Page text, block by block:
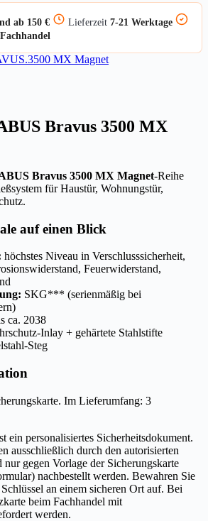
ab 150 € Lieferzeit 7-21 Werktage
Fachhandel
MX Magnet
Bravus 3500 MX
Bravus 3500 MX Magnet-Reihe
für Haustür, Wohnungstür,
auf einen Blick
höchstes Niveau in Verschlusssicherheit,
Feuerwiderstand,
SKG*** (serienmäßig bei
ca. 2038
Inlay + gehärtete Stahlstifte
Steg
Im Lieferumfang: 3
ein personalisiertes Sicherheitsdokument.
ausschließlich durch den autorisierten
gegen Vorlage der Sicherungskarte
nachbestellt werden. Bewahren Sie
an einem sicheren Ort auf. Bei
beim Fachhandel mit
werden.